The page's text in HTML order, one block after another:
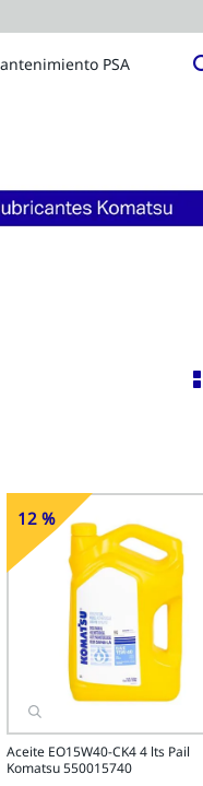
PSA
12 %Off
Aceite EO15W40-CK4 4 lts Pail
Komatsu 550015740